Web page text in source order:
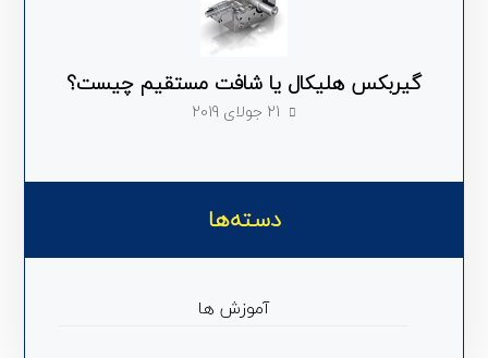
گیربکس هلیکال یا شافت مستقیم چیست؟
21 جولای 2019
دسته‌ها
آموزش ها